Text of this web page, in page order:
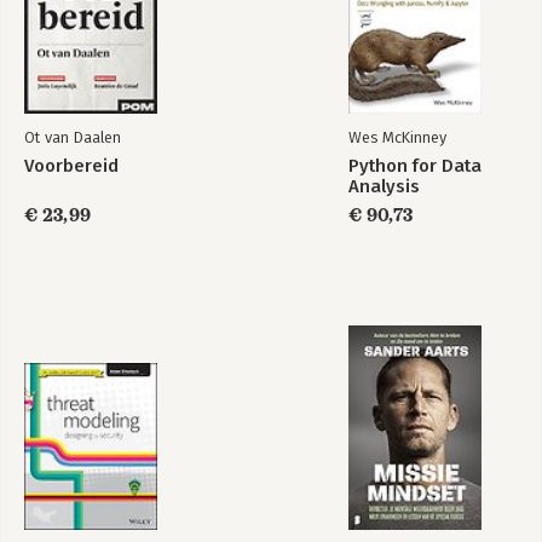
2.6 Participatietraject
Praktijkverhaal Niels Vrije
2.7 Hotseat
2.8 Cultuurkwadrant
2.9 Open Space
2.10 Sociogram
Praktijkverhaal Britta Gielen en Pascalle Albers
2.13 Pijlen gooien
HOOFDSTUK 3. LEREN
BEVORDEREN, REALISEREN EN BESTENDIGEN VAN EEN
LEERPROCES
3.1 Waarderend onderzoek
3.2 Storytelling en storylistening
3.3 World Café
Ot van Daalen
Voorbereid
€ 23,99
Wes McKinney
Python for Data
Analysis
€ 90,73